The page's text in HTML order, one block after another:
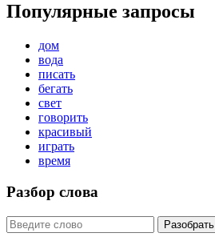
Популярные запросы
дом
вода
писать
бегать
свет
говорить
красивый
играть
время
Разбор слова
Разобрать